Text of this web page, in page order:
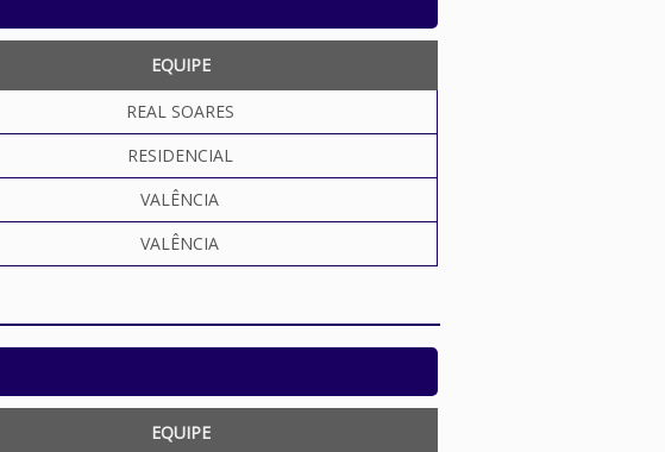
EQUIPE
REAL SOARES
RESIDENCIAL
VALÊNCIA
VALÊNCIA
EQUIPE